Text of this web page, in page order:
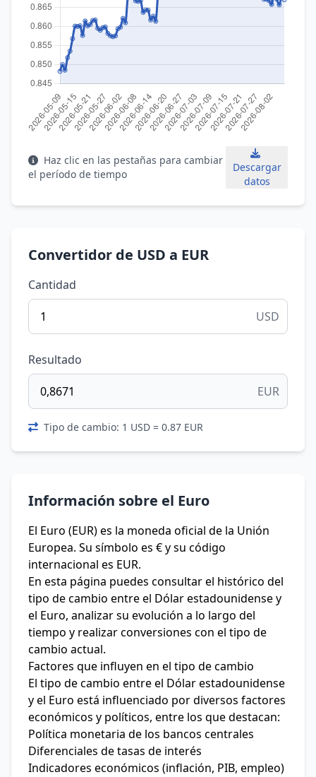
Haz clic en las pestañas para cambiar
el período de tiempo
Descargar
datos
Convertidor de USD a EUR
Cantidad
USD
Resultado
EUR
Tipo de cambio: 1 USD = 0.87 EUR
Información sobre el Euro
El Euro (EUR) es la moneda oficial de la Unión
Europea. Su símbolo es € y su código
internacional es EUR.
En esta página puedes consultar el histórico del
tipo de cambio entre el Dólar estadounidense y
el Euro, analizar su evolución a lo largo del
tiempo y realizar conversiones con el tipo de
cambio actual.
Factores que influyen en el tipo de cambio
El tipo de cambio entre el Dólar estadounidense
y el Euro está influenciado por diversos factores
económicos y políticos, entre los que destacan:
Política monetaria de los bancos centrales
Diferenciales de tasas de interés
Indicadores económicos (inflación, PIB, empleo)